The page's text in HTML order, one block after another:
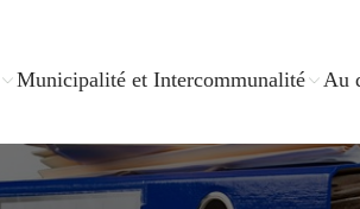
Municipalité et Intercommunalité Au